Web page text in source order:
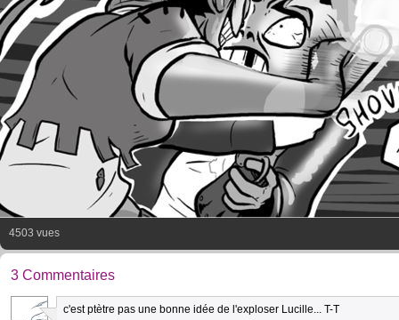
4503 vues
3 Commentaires
c'est ptètre pas une bonne idée de l'exploser Lucille... T-T